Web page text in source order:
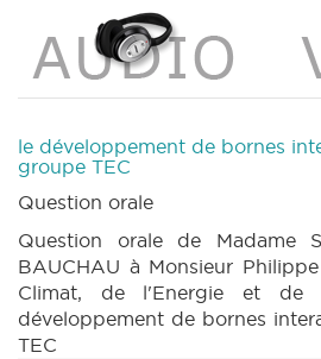
(PDF)
|BT 124 (2020-
110 (2020-2021) (PDF)
2021) (PDF)
|
le développement de bornes
groupe TEC
Question orale
Question orale de Madame
BAUCHAU à Monsieur
Climat, de l'Energie et de
développement de bornes
TEC